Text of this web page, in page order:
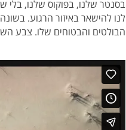
לנו להישאר באיזור הרגוע.
הבולטים והבטוחים שלו. צבע